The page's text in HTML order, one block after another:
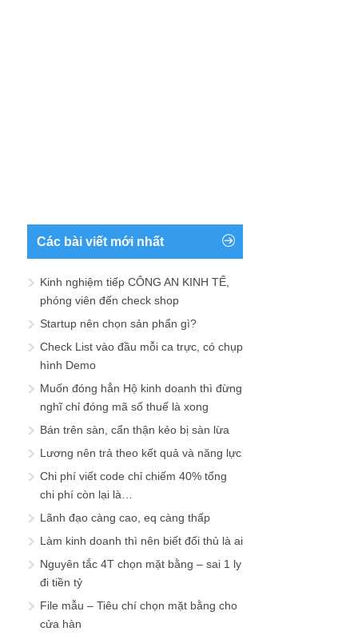
Các bài viết mới nhất
Kinh nghiệm tiếp CÔNG AN KINH TẾ,
phóng viên đến check shop
Startup nên chọn sản phẩn gì?
Check List vào đầu mỗi ca trực, có chụp
hình Demo
Muốn đóng hẳn Hộ kinh doanh thì đừng
nghĩ chỉ đóng mã số thuế là xong
Bán trên sàn, cẩn thận kẻo bị sàn lừa
Lương nên trả theo kết quả và năng lực
Chi phí viết code chỉ chiếm 40% tổng
chi phí còn lại là…
Lãnh đạo càng cao, eq càng thấp
Làm kinh doanh thì nên biết đối thủ là ai
Nguyên tắc 4T chọn mặt bằng – sai 1 ly
đi tiền tỷ
File mẫu – Tiêu chí chọn mặt bằng cho
cửa hàn